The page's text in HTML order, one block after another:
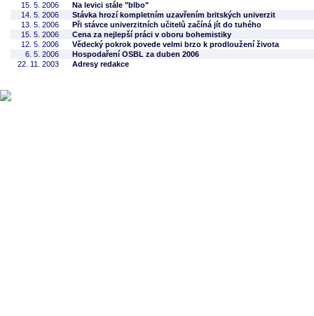
15. 5. 2006
Na levici stále "blbo"
14. 5. 2006
Stávka hrozí kompletním uzavřením britských univerzit
13. 5. 2006
Při stávce univerzitních učitelů začíná jít do tuhého
15. 5. 2006
Cena za nejlepší práci v oboru bohemistiky
12. 5. 2006
Vědecký pokrok povede velmi brzo k prodloužení života
6. 5. 2006
Hospodaření OSBL za duben 2006
22. 11. 2003
Adresy redakce